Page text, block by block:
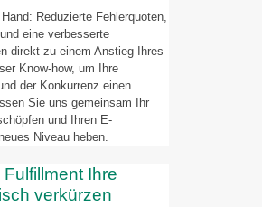
Reduzierte Fehlerquoten,
eine verbesserte
direkt zu einem Anstieg Ihres
Know-how, um Ihre
der Konkurrenz einen
Sie uns gemeinsam Ihr
und Ihren E-
Niveau heben.
Ihre
verkürzen